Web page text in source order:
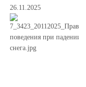
26.11.2025